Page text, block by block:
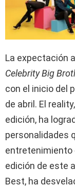
La expectación
Celebrity Big
con el inicio del
de abril. El
edición, ha
personalidades
entretenimiento
edición de este
Best, ha